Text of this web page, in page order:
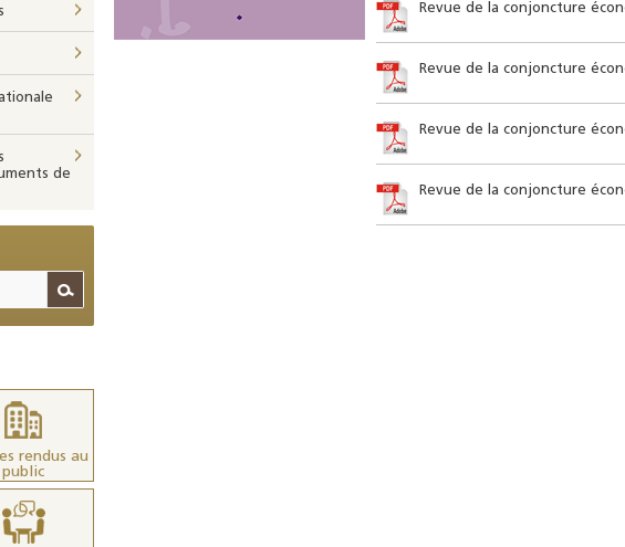
Revue de la conjoncture
Revue de la conjoncture
Revue de la conjoncture
Revue de la conjoncture
de
rendus au
public